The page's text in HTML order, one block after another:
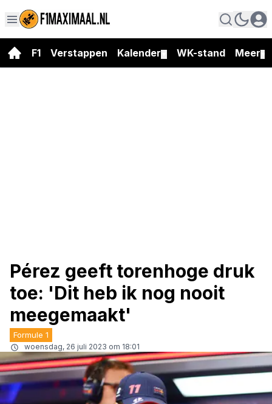
F1 Verstappen Kalender WK-stand Meer
Pérez geeft torenhoge druk
toe: 'Dit heb ik nog nooit
meegemaakt'
Formule 1
woensdag, 26 juli 2023 om 18:01